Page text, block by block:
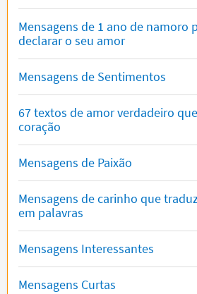
Mensagens de 1 ano de namoro
declarar o seu amor
Mensagens de Sentimentos
67 textos de amor verdadeiro
coração
Mensagens de Paixão
Mensagens de carinho que
em palavras
Mensagens Interessantes
Mensagens Curtas